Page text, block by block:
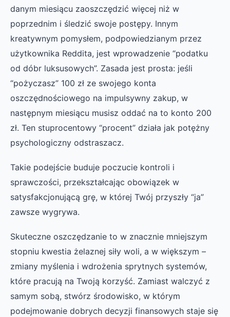
danym miesiącu zaoszczędzić więcej niż w
poprzednim i śledzić swoje postępy. Innym
kreatywnym pomysłem, podpowiedzianym przez
użytkownika Reddita, jest wprowadzenie “podatku
od dóbr luksusowych”. Zasada jest prosta: jeśli
“pożyczasz” 100 zł ze swojego konta
oszczędnościowego na impulsywny zakup, w
następnym miesiącu musisz oddać na to konto 200
zł. Ten stuprocentowy “procent” działa jak potężny
psychologiczny odstraszacz.
Takie podejście buduje poczucie kontroli i
sprawczości, przekształcając obowiązek w
satysfakcjonującą grę, w której Twój przyszły “ja”
zawsze wygrywa.
Skuteczne oszczędzanie to w znacznie mniejszym
stopniu kwestia żelaznej siły woli, a w większym –
zmiany myślenia i wdrożenia sprytnych systemów,
które pracują na Twoją korzyść. Zamiast walczyć z
samym sobą, stwórz środowisko, w którym
podejmowanie dobrych decyzji finansowych staje się